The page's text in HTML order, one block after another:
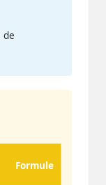
de
Formule